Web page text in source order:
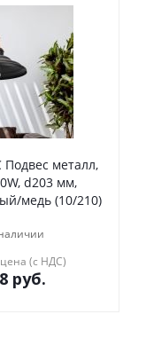
металл,
d203 мм,
медь (10/210)
(с НДС)
руб.